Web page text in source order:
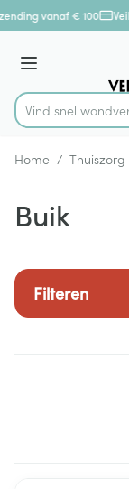
Ga naar de inhoud
1 van 1vanaf € 100
Menu
Product, merk,
Vind snel
Home / Thuiszorg
Buik
Filteren